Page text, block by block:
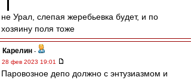
не Урал, слепая жеребьевка будет, и по
хозяину поля тоже
Карелин -
28 фев 2023 19:01
Паровозное депо должно с энтузиазмом и